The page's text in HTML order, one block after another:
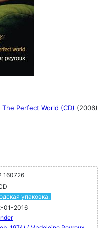
Perfect World (CD) (2006)
160726
упаковка.
01-2016